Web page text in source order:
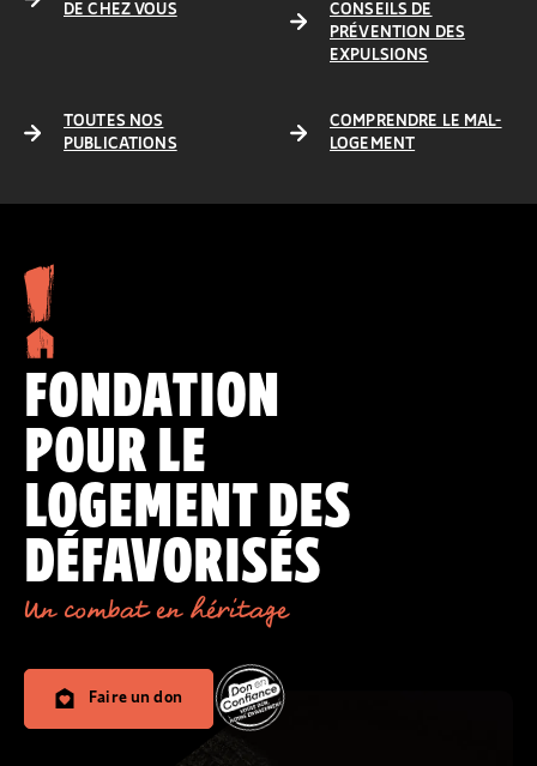
DE CHEZ VOUS
CONSEILS DE
PRÉVENTION DES
EXPULSIONS
TOUTES NOS
PUBLICATIONS
COMPRENDRE LE MAL-
LOGEMENT
FONDATION
POUR LE
LOGEMENT DES
DÉFAVORISÉS
Un combat en héritage
Faire un don